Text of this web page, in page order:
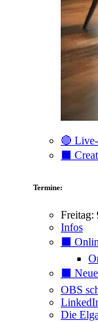
🔴 Live-
⬛️
Termine:
Freitag:
Infos
⬛️
⬛️
OBS
Die